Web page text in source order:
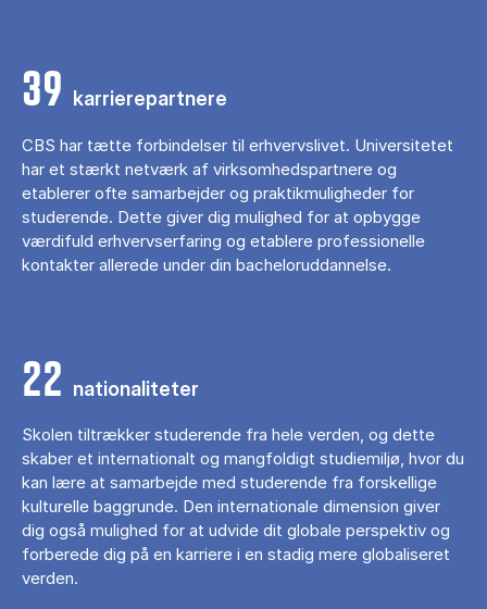
39 karrierepartnere
CBS har tætte forbindelser til erhvervslivet. Universitetet
har et stærkt netværk af virksomhedspartnere og
etablerer ofte samarbejder og praktikmuligheder for
studerende. Dette giver dig mulighed for at opbygge
værdifuld erhvervserfaring og etablere professionelle
kontakter allerede under din bacheloruddannelse.
22 nationaliteter
Skolen tiltrækker studerende fra hele verden, og dette
skaber et internationalt og mangfoldigt studiemiljø, hvor du
kan lære at samarbejde med studerende fra forskellige
kulturelle baggrunde. Den internationale dimension giver
dig også mulighed for at udvide dit globale perspektiv og
forberede dig på en karriere i en stadig mere globaliseret
verden.